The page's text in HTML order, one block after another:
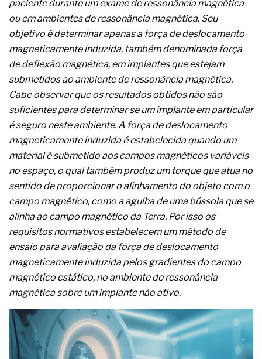
A prevenção clínica da coceira no ânus
Os sintomas clínicos do teratoma de ovário
O tratamento médico da síndrome da fadiga
As causas médicas da queda dos cabelos ou
calvície
Quando a gestão é o obstáculo para o resultado
positivo
Os procedimentos para a inspeção em estruturas
hidráulicas de concreto de obras
O movimento regular reduz em 19% o risco de
morte precoce e melhora o metabolismo
O desenvolvimento de indicadores nas atividades
de governança das organizações
O desenho industrial ganha espaço como
estratégia competitiva nas empresas
As variações dimensionais dos produtos de
materiais cimentícios com fibra de vidro
A próxima vantagem competitiva não está no
A IA elevou a régua do comprador B2B e a venda
complexa ficou ainda mais humana
paciente durante um exame de ressonância magnética
ou em ambientes de ressonância magnética. Seu
objetivo é determinar apenas a força de deslocamento
magneticamente induzida, também denominada força
de deflexão magnética, em implantes que estejam
submetidos ao ambiente de ressonância magnética.
Cabe observar que os resultados obtidos não são
suficientes para determinar se um implante em particular
é seguro neste ambiente. A força de deslocamento
magneticamente induzida é estabelecida quando um
material é submetido aos campos magnéticos variáveis
no espaço, o qual também produz um torque que atua no
sentido de proporcionar o alinhamento do objeto com o
campo magnético, como a agulha de uma bússola que se
alinha ao campo magnético da Terra. Por isso os
requisitos normativos estabelecem um método de
ensaio para avaliação da força de deslocamento
magneticamente induzida pelos gradientes do campo
magnético estático, no ambiente de ressonância
magnética sobre um implante não ativo.